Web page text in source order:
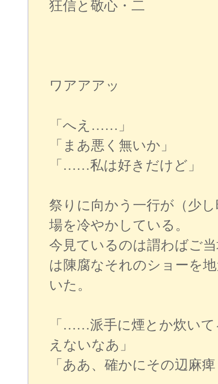
狂信と敬心・二
ワアアアッ
「へえ……」
「まあ悪く無いか」
「……私は好きだけど」
祭りに向かう一行が（少
場を冷やかしている。
今見ているのは謂わばご
は陳腐なそれのショーを
いた。
「……派手に煙とか炊い
えないなあ」
「ああ、確かにその辺麻